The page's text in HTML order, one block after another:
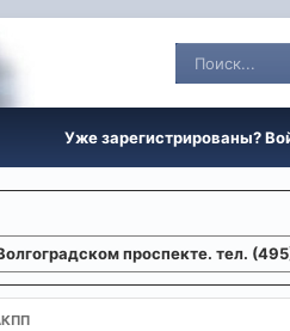
Уже зарегистрированы?
проспекте. тел.